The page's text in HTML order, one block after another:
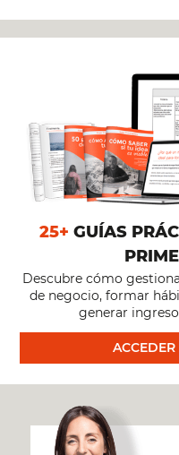
UN
CON
JORGE
#52]
25+ GUÍAS
Descubre cómo
de negocio, formar
generar